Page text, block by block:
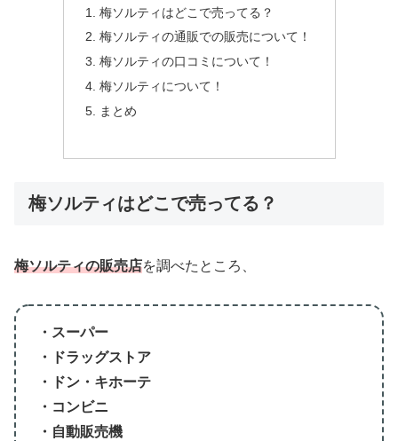
梅ソルティはどこで売ってる？
梅ソルティの通販での販売について！
梅ソルティの口コミについて！
梅ソルティについて！
まとめ
梅ソルティはどこで売ってる？
梅ソルティの販売店を調べたところ、
・スーパー
・ドラッグストア
・ドン・キホーテ
・コンビニ
・自動販売機